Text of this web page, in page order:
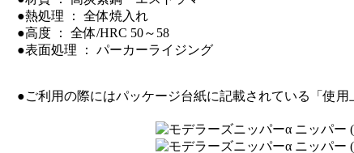
●熱処理 ： 全体焼入れ
●高度 ： 全体/HRC 50～58
●表面処理 ： パーカーライジング
●ご利用の際にはパッケージ台紙に記載されている「使